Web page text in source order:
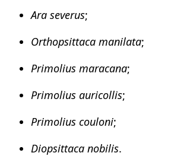
Ara severus;
Orthopsittaca manilata;
Primolius maracana;
Primolius auricollis;
Primolius couloni;
Diopsittaca nobilis.